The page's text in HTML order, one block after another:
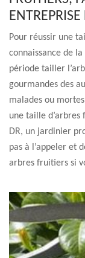
ENTREPRISE
Pour réussir une
connaissance de
période tailler
gourmandes des
malades ou
une taille d’arbres
DR, un jardinier
pas à l’appeler et
arbres fruitiers si